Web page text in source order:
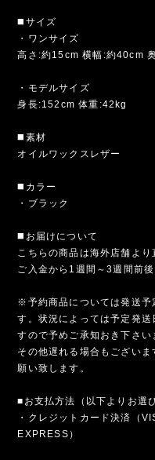
◼️サイズ
・ワンサイズ
高さ:約15cm 横幅:約40cm
・モデルサイズ
身長:152cm 体重:42kg
◼️素材
オイルワックスレザー
◼️カラー
・ブラック
◼️お届けについて
こちらの商品は海外店舗より
ご入金から1週間～3週間前
※予約商品については発送予
す。状況によっては予定発
すので予めご承知おき下さい
その他遅れる場合もござい
願い致します。
■お支払方法（以下よりお選
・クレジットカード決済（
EXPRESS）